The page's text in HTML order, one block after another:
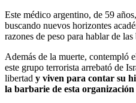
Este médico argentino, de 59
buscando nuevos horizontes
razones de peso para hablar de
Además de la muerte, contempló
este grupo terrorista arrebató de
libertad y viven para contar su
la barbarie de esta